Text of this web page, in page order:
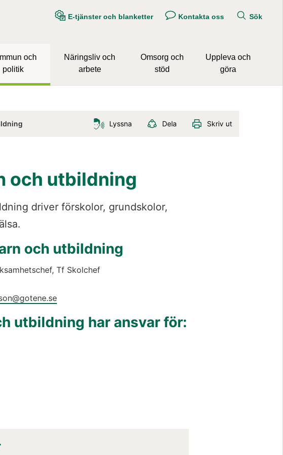
E-tjänster och blanketter Kontakta oss Sök
och
politik
Näringsliv och
arbete
Omsorg och
stöd
Uppleva och
göra
Lyssna Dela Skriv ut
och utbildning
driver förskolor, grundskolor,
och utbildning
Tf Skolchef
utbildning har ansvar för: